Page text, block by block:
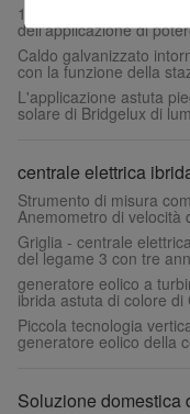
10KW si dirigono il
dell'applicazione di
Caldo galvanizzato
con la funzione della
L'applicazione astuta
solare di Bridgelux di
centrale elettrica
Strumento di misura
Anemometro di velocità
Griglia - centrale
del legame 3 con tre
generatore eolico a
ibrida astuta di colore di
Piccola tecnologia
generatore eolico della
Soluzione domestica